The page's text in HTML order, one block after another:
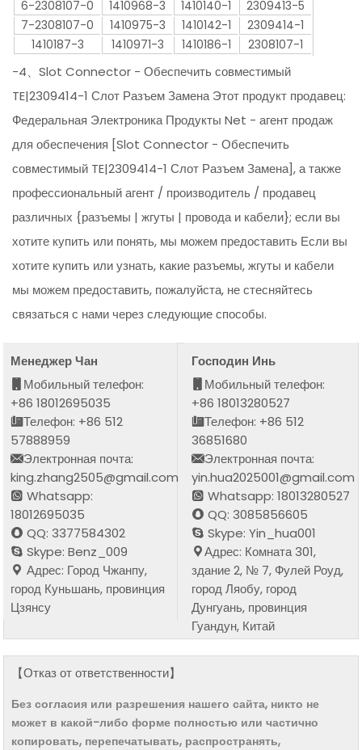
6-2308107-0 1410968-3 1410140-1
2309413-5
7-2308107-0
1410975-3 1410142-1
2309414-1
1410187-3
1410971-3 1410186-1 2308107-1
-4、Slot Connector - Обеспечить совместимый
TE|2309414-1 Слот Разъем Замена Этот продукт продавец:
Федеральная Электроника Продукты Net - агент продаж
для обеспечения [Slot Connector - Обеспечить
совместимый TE|2309414-1 Слот Разъем Замена], а также
профессиональный агент / производитель / продавец
различных {разъемы | жгуты | провода и кабели}; если вы
хотите купить или понять, мы можем предоставить Если вы
хотите купить или узнать, какие разъемы, жгуты и кабели
мы можем предоставить, пожалуйста, не стесняйтесь
связаться с нами через следующие способы.
Менеджер Чан
Мобильный телефон:
+86 18012695035
Телефон: +86 512
57888959
Электронная почта:
king.zhang2505@gmail.com
Whatsapp:
18012695035
QQ: 3377584302
Skype: Benz_009
Адрес: Город Чжанпу,
город Куньшань, провинция
Цзянсу
Господин Инь
Мобильный телефон:
+86 18013280527
Телефон: +86 512
36851680
Электронная почта:
yin.hua2025001@gmail.com
Whatsapp: 18013280527
QQ: 3085856605
Skype: Yin_hua001
Адрес: Комната 301,
здание 2, № 7, Фулей Роуд,
город Ляобу, город
Дунгуань, провинция
Гуандун, Китай
【Отказ от ответственности】
Без согласия или разрешения нашего сайта, никто не
может в какой-либо форме полностью или частично
копировать, перепечатывать, распространять,